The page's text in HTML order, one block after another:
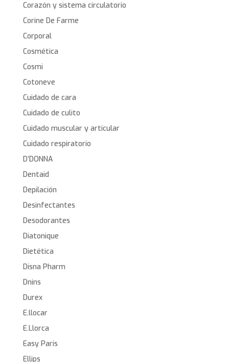
Corazón y sistema circulatorio
Corine De Farme
Corporal
Cosmética
Cosmi
Cotoneve
Cuidado de cara
Cuidado de culito
Cuidado muscular y articular
Cuidado respiratorio
D’DONNA
Dentaid
Depilación
Desinfectantes
Desodorantes
Diatonique
Dietética
Disna Pharm
Dnins
Durex
E.llocar
E.Llorca
Easy Paris
Ellips